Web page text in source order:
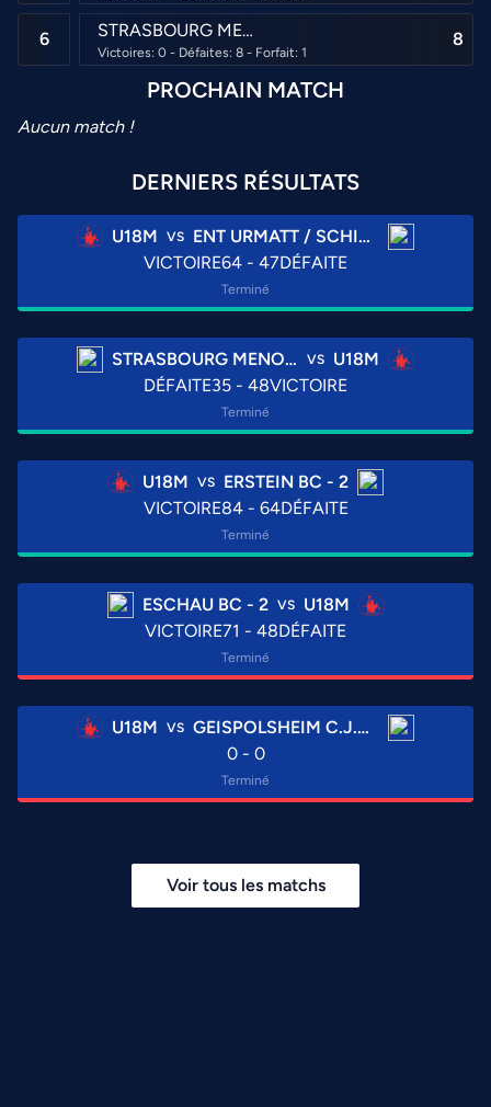
6 STRASBOURG MENORA AS - 2
Victoires: 0 - Défaites: 8 - Forfait: 1
8
PROCHAIN MATCH
Aucun match !
DERNIERS RÉSULTATS
U18M VS
ENT URMATT / SCHIRMECK - URMATT - 2
VICTOIRE64 - 47DÉFAITE
Terminé
STRASBOURG MENORA AS - 2 VS
U18M
DÉFAITE35 - 48VICTOIRE
Terminé
U18M VS
ERSTEIN BC - 2
VICTOIRE84 - 64DÉFAITE
Terminé
ESCHAU BC - 2 VS
U18M
VICTOIRE71 - 48DÉFAITE
Terminé
U18M VS
GEISPOLSHEIM C.J.S. - 2
0 - 0
Terminé
Voir tous les matchs